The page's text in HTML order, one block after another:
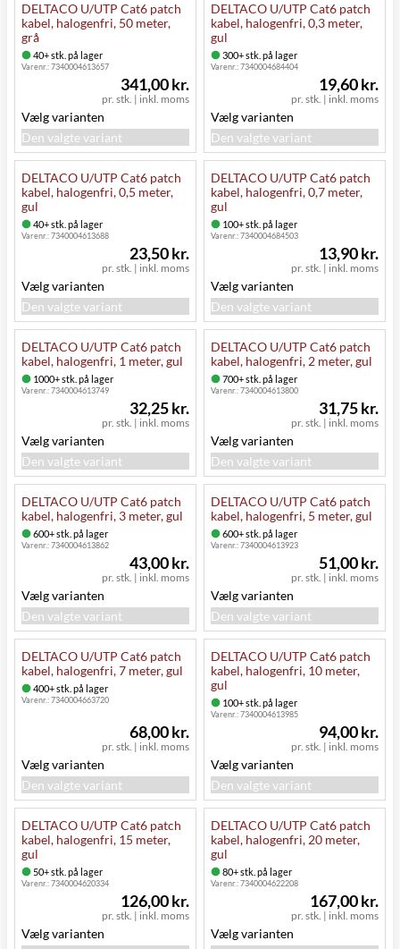
DELTACO U/UTP Cat6 patch
kabel, halogenfri, 50 meter,
grå
40+ stk. på lager
Varenr.:7340004613657
pr. stk. | inkl. moms
341,00 kr.
Vælg varianten
Den valgte variant
DELTACO U/UTP Cat6 patch
kabel, halogenfri, 0,3 meter,
gul
300+ stk. på lager
Varenr.:7340004684404
pr. stk. | inkl. moms
19,60 kr.
Vælg varianten
Den valgte variant
DELTACO U/UTP Cat6 patch
kabel, halogenfri, 0,5 meter,
gul
40+ stk. på lager
Varenr.:7340004613688
pr. stk. | inkl. moms
23,50 kr.
Vælg varianten
Den valgte variant
DELTACO U/UTP Cat6 patch
kabel, halogenfri, 0,7 meter,
gul
100+ stk. på lager
Varenr.:7340004684503
pr. stk. | inkl. moms
13,90 kr.
Vælg varianten
Den valgte variant
DELTACO U/UTP Cat6 patch
kabel, halogenfri, 1 meter, gul
1000+ stk. på lager
Varenr.:7340004613749
pr. stk. | inkl. moms
32,25 kr.
Vælg varianten
Den valgte variant
DELTACO U/UTP Cat6 patch
kabel, halogenfri, 2 meter, gul
700+ stk. på lager
Varenr.:7340004613800
pr. stk. | inkl. moms
31,75 kr.
Vælg varianten
Den valgte variant
DELTACO U/UTP Cat6 patch
kabel, halogenfri, 3 meter, gul
600+ stk. på lager
Varenr.:7340004613862
pr. stk. | inkl. moms
43,00 kr.
Vælg varianten
Den valgte variant
DELTACO U/UTP Cat6 patch
kabel, halogenfri, 5 meter, gul
600+ stk. på lager
Varenr.:7340004613923
pr. stk. | inkl. moms
51,00 kr.
Vælg varianten
Den valgte variant
DELTACO U/UTP Cat6 patch
kabel, halogenfri, 7 meter, gul
400+ stk. på lager
Varenr.:7340004663720
pr. stk. | inkl. moms
68,00 kr.
Vælg varianten
Den valgte variant
DELTACO U/UTP Cat6 patch
kabel, halogenfri, 10 meter,
gul
100+ stk. på lager
Varenr.:7340004613985
pr. stk. | inkl. moms
94,00 kr.
Vælg varianten
Den valgte variant
DELTACO U/UTP Cat6 patch
kabel, halogenfri, 15 meter,
gul
50+ stk. på lager
Varenr.:7340004620334
pr. stk. | inkl. moms
126,00 kr.
Vælg varianten
DELTACO U/UTP Cat6 patch
kabel, halogenfri, 20 meter,
gul
80+ stk. på lager
Varenr.:7340004622208
pr. stk. | inkl. moms
167,00 kr.
Vælg varianten